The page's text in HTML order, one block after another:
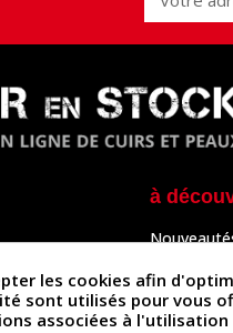
?
à
Outils &
Tutos
Actualités
les cookies afin
sont utilisés pour vous
associées à l'utilisation